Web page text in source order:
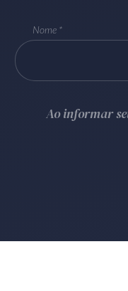
Nome
Ao informar